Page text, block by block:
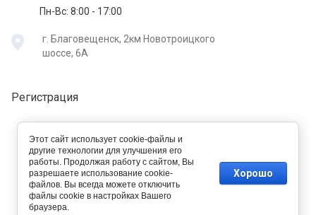
Пн-Вс: 8:00 - 17:00
г. Благовещенск, 2км Новотроицкого
шоссе, 6А
Регистрация
newtehtorg-amur.ru —
Этот сайт использует cookie-файлы и
другие технологии для улучшения его
работы. Продолжая работу с сайтом, Вы
разрешаете использование cookie-
файлов. Вы всегда можете отключить
файлы cookie в настройках Вашего
браузера.
Хорошо